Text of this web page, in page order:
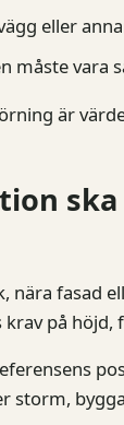
eller
måste vara
är
nära fasad
på
storm,